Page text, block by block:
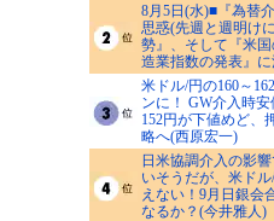
8月5日(水)■『為替
思惑(先週と週明け
勢』、そして『米
造業指数の発表』
米ドル/円の160～
ンに！ GW介入時
152円が下値めど、
略へ(西原宏一)
日米協調介入の影
いそうだが、米ド
えない！9月日銀会
なるか？(今井雅人)